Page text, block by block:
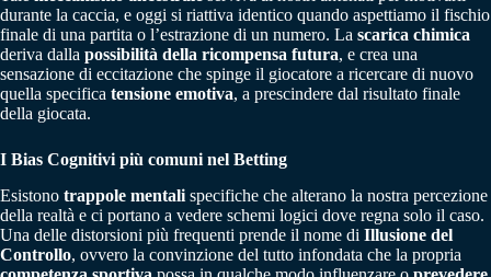
durante la caccia, e oggi si riattiva identico quando aspettiamo il fischio
finale di una partita o l’estrazione di un numero. La scarica chimica
deriva dalla possibilità della ricompensa futura, e crea una
sensazione di eccitazione che spinge il giocatore a ricercare di nuovo
quella specifica tensione emotiva, a prescindere dal risultato finale
della giocata.
I Bias Cognitivi più comuni nel Betting
Esistono trappole mentali specifiche che alterano la nostra percezione
della realtà e ci portano a vedere schemi logici dove regna solo il caso.
Una delle distorsioni più frequenti prende il nome di Illusione del
Controllo, ovvero la convinzione del tutto infondata che la propria